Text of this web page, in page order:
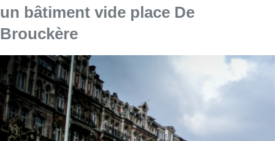
un bâtiment vide place De
Brouckère